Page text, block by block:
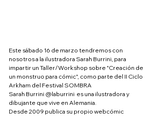
Este sábado 16 de marzo tendremos con
nosotros a la ilustradora Sarah Burrini, para
impartir un Taller/Workshop sobre "Creación de
un monstruo para cómic", como parte del II Ciclo
Arkham del Festival SOMBRA
Sarah Burrini @laburrini  es una ilustradora y
dibujante que vive en Alemania.
Desde 2009 publica su propio webcómic